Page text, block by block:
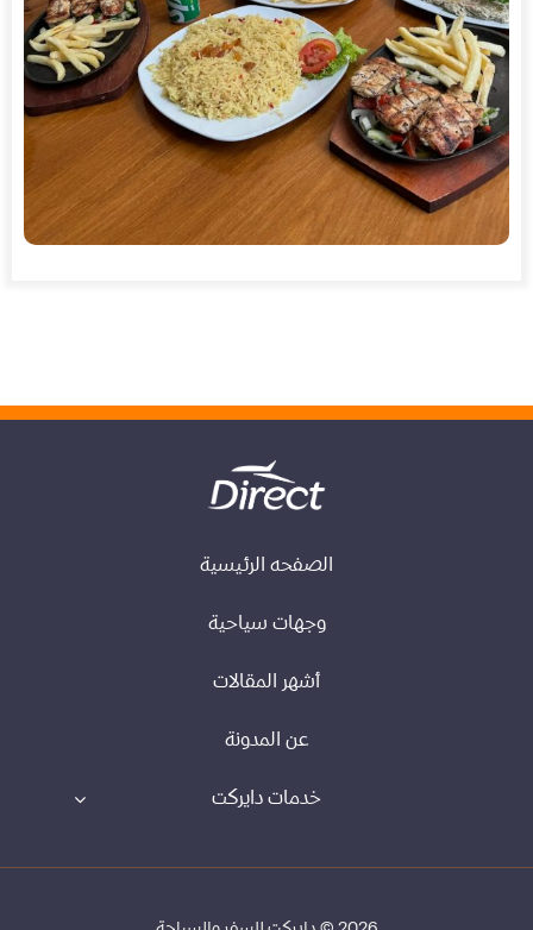
الصفحه الرئيسية
وجهات سياحية
أشهر المقالات
عن المدونة
خدمات دايركت